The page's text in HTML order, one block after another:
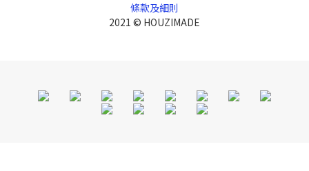
條款及細則
2021 © HOUZIMADE